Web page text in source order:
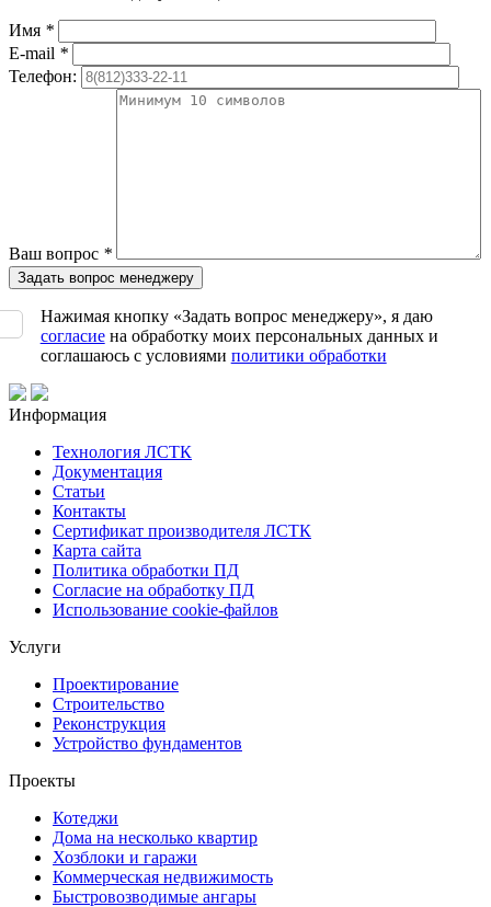
Имя *
E-mail *
Телефон:
Ваш вопрос *
Нажимая кнопку «Задать вопрос менеджеру», я даю
согласиена обработку моих персональных данных и
соглашаюсь с условиями политики обработки
Информация
Технология ЛСТК
Документация
Статьи
Контакты
Сертификат производителя ЛСТК
Карта сайта
Политика обработки ПД
Согласие на обработку ПД
Использование cookie-файлов
Услуги
Проектирование
Строительство
Реконструкция
Устройство фундаментов
Проекты
Котеджи
Дома на несколько квартир
Хозблоки и гаражи
Коммерческая недвижимость
Быстровозводимые ангары